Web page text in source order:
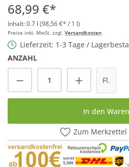
68,99 €*
Inhalt:0.7 l (98,56 €* / 1 l)
Preise inkl. MwSt. zzgl. Versandkosten
Lieferzeit: 1-3 Tage /
ANZAHL
Produkt Anzahl: Gib
Fl.
In den
Zum